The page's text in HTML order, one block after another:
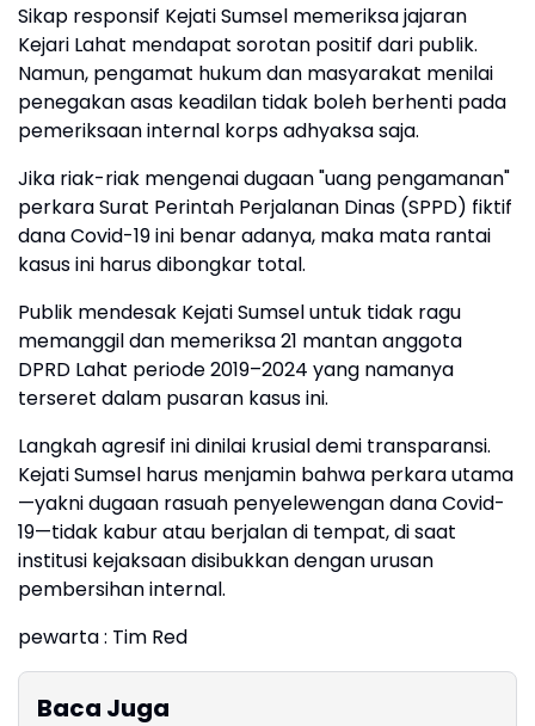
​Sikap responsif Kejati Sumsel memeriksa jajaran
Kejari Lahat mendapat sorotan positif dari publik.
Namun, pengamat hukum dan masyarakat menilai
penegakan asas keadilan tidak boleh berhenti pada
pemeriksaan internal korps adhyaksa saja.
​Jika riak-riak mengenai dugaan "uang pengamanan"
perkara Surat Perintah Perjalanan Dinas (SPPD) fiktif
dana Covid-19 ini benar adanya, maka mata rantai
kasus ini harus dibongkar total.
​Publik mendesak Kejati Sumsel untuk tidak ragu
memanggil dan memeriksa 21 mantan anggota
DPRD Lahat periode 2019–2024 yang namanya
terseret dalam pusaran kasus ini.
​Langkah agresif ini dinilai krusial demi transparansi.
Kejati Sumsel harus menjamin bahwa perkara utama
—yakni dugaan rasuah penyelewengan dana Covid-
19—tidak kabur atau berjalan di tempat, di saat
institusi kejaksaan disibukkan dengan urusan
pembersihan internal.
pewarta : Tim Red
Baca Juga